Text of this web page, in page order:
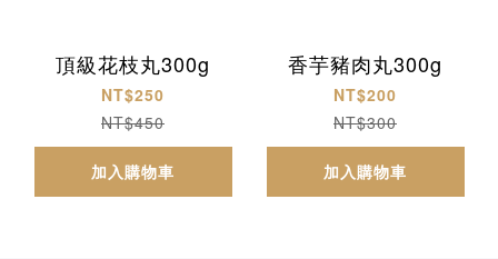
頂級花枝丸300g
NT$250
NT$450
加入購物車
香芋豬肉丸300g
NT$200
NT$300
加入購物車